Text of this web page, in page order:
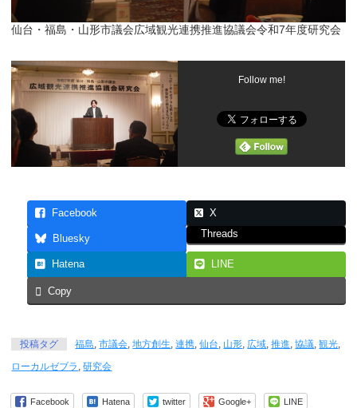
仙台・福島・山形市議会広域観光連携推進協議会令和7年度研究会
Follow me!
Facebook X
Bluesky Threads
Hatena LINE
Copy
投稿タグ 福島,市議会,地方創生,連携,仙台, 山形, 広域,推進,協議,観光,
ローカルゼブラ ,研究会
Facebook Hatena twitter Google+ LINE